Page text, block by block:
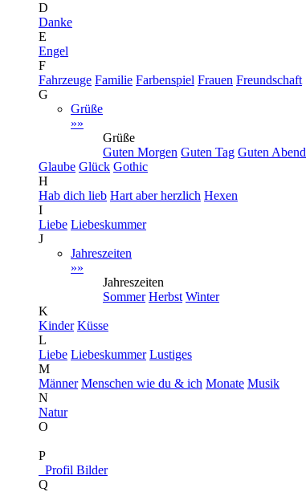
D
Danke
E
Engel
F
Fahrzeuge Familie Farbenspiel Frauen Freundschaft
G
Grüße
»»
Grüße
Guten Morgen Guten Tag Guten Abend
Glaube Glück Gothic
H
Hab dich lieb Hart aber herzlich Hexen
I
Liebe Liebeskummer
J
Jahreszeiten
»»
Jahreszeiten
Sommer Herbst Winter
K
Kinder Küsse
L
Liebe Liebeskummer Lustiges
M
Männer Menschen wie du & ich Monate Musik
N
Natur
O
P
Profil Bilder
Q